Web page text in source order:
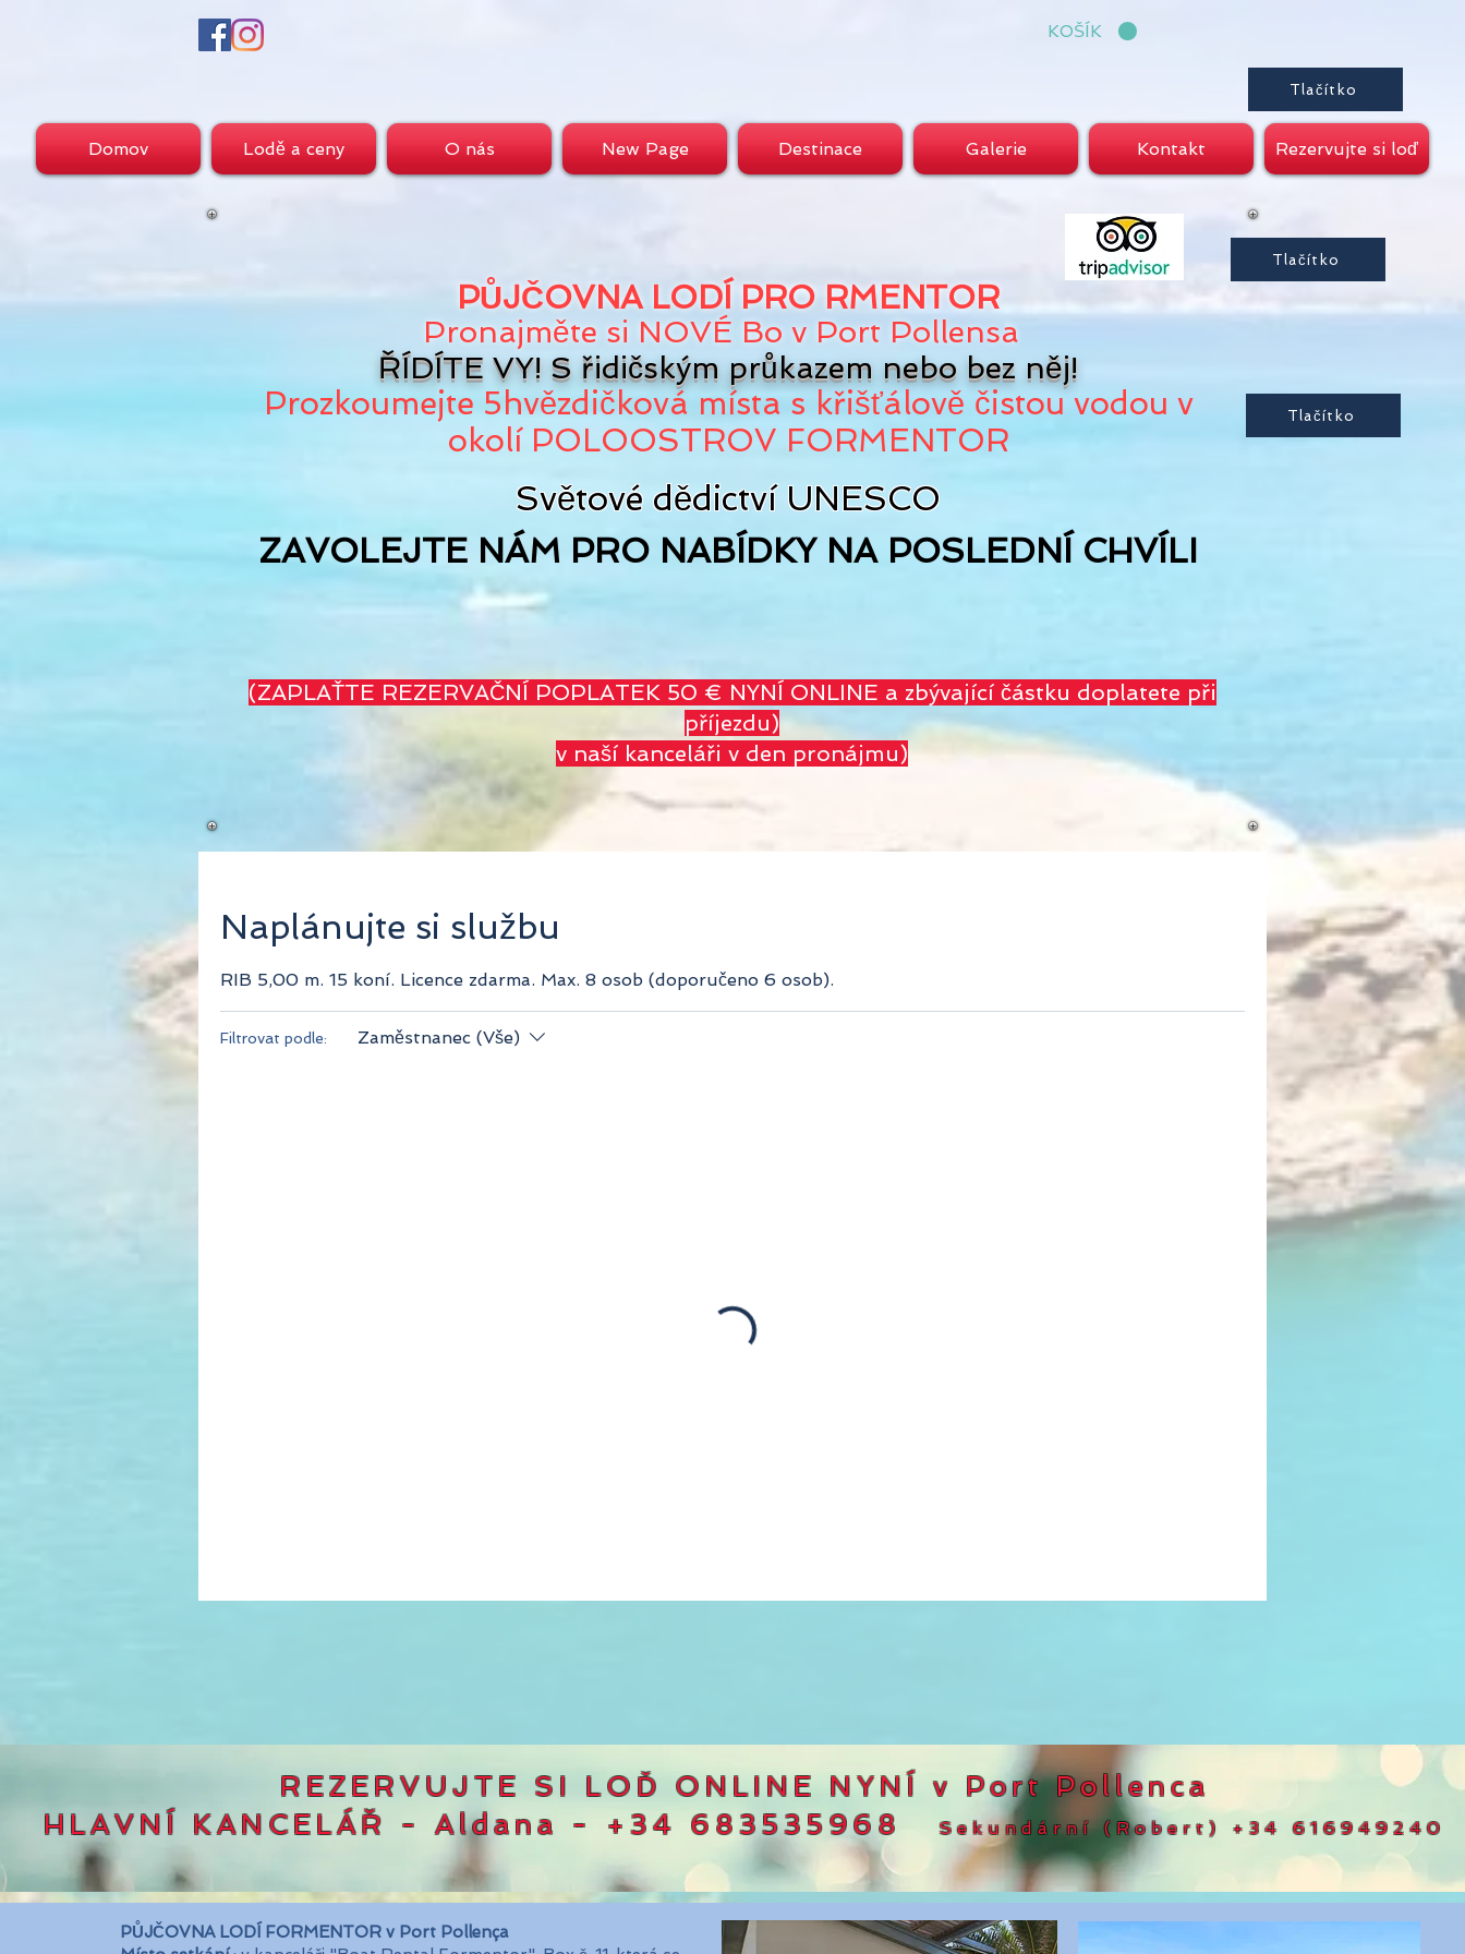
KOŠÍK
Tlačítko
Domov Lodě a ceny O nás New Page Destinace Galerie Kontakt Rezervujte si loď
PŮJČOVNA LODÍ PRO RMENTOR
Pronajměte si NOVÉ Bo v Port Pollensa
ŘÍDÍTE VY! S řidičským průkazem nebo bez něj!
Prozkoumejte 5hvězdičková místa s křišťálově čistou vodou v
okolí POLOOSTROV FORMENTOR
Světové dědictví UNESCO
ZAVOLEJTE NÁM PRO NABÍDKY NA POSLEDNÍ CHVÍLI
(ZAPLAŤTE REZERVAČNÍ POPLATEK 50 € NYNÍ ONLINE a zbývající částku doplatete při
příjezdu)
v naší kanceláři v den pronájmu)
Tlačítko
Tlačítko
Naplánujte si službu
RIB 5,00 m. 15 koní. Licence zdarma. Max. 8 osob (doporučeno 6 osob).
Filtrovat podle: Zaměstnanec (Vše)
REZERVUJTE SI LOĎ ONLINE NYNÍ v Port Pollenca
HLAVNÍ KANCELÁŘ - Aldana - +34 683535968 Sekundární (Robert) +34 616949240
PŮJČOVNA LODÍ FORMENTOR v Port Pollença